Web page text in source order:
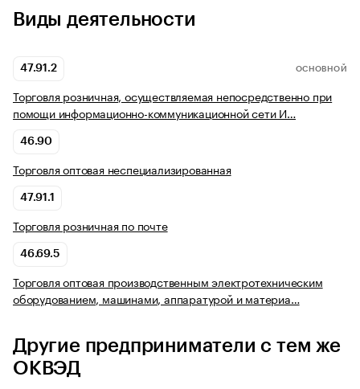
Виды деятельности
47.91.2 ОСНОВНОЙ
Торговля розничная, осуществляемая непосредственно при
помощи информационно-коммуникационной сети И…
46.90
Торговля оптовая неспециализированная
47.91.1
Торговля розничная по почте
46.69.5
Торговля оптовая производственным электротехническим
оборудованием, машинами, аппаратурой и материа…
Другие предприниматели с тем же
ОКВЭД